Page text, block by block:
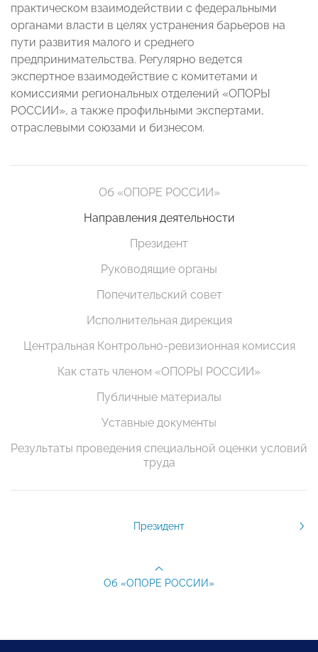
практическом взаимодействии с федеральными
органами власти в целях устранения барьеров на
пути развития малого и среднего
предпринимательства. Регулярно ведется
экспертное взаимодействие с комитетами и
комиссиями региональных отделений «ОПОРЫ
РОССИИ», а также профильными экспертами,
отраслевыми союзами и бизнесом.
Об «ОПОРЕ РОССИИ»
Направления деятельности
Президент
Руководящие органы
Попечительский совет
Исполнительная дирекция
Центральная Контрольно-ревизионная комиссия
Как стать членом «ОПОРЫ РОССИИ»
Публичные материалы
Уставные документы
Результаты проведения специальной оценки условий
труда
Президент
Об «ОПОРЕ РОССИИ»